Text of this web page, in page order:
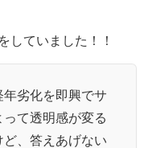
していました！！
劣化を即興でサ
て透明感が変る
、答えあげない